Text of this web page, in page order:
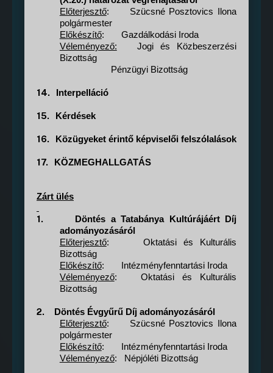
Előterjesztő:
Szücsné Posztovics Ilona
polgármester
Előkészítő:
Gazdálkodási Iroda
Véleményező:
Jogi és Közbeszerzési
Bizottság
Pénzügyi Bizottság
14. Interpelláció
15. Kérdések
16. Közügyeket érintő képviselői felszólalások
17. KÖZMEGHALLGATÁS
Zárt ülés
1.
Döntés a Tatabánya Kultúrájáért Díj
adományozásáról
Előterjesztő:
Oktatási és Kulturális
Bizottság
Előkészítő:
Intézményfenntartási Iroda
Véleményező:
Oktatási és Kulturális
Bizottság
2.
Döntés Évgyűrű Díj adományozásáról
Előterjesztő:
Szücsné Posztovics Ilona
polgármester
Előkészítő:
Intézményfenntartási Iroda
Véleményező: Népjóléti Bizottság